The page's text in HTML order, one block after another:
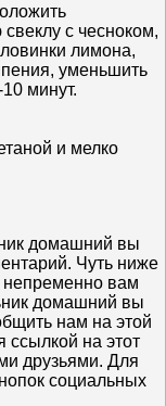
с чесноком,
лимона,
уменьшить
минут.
и мелко
домашний вы
Чуть ниже
непременно вам
домашний вы
нам на этой
ссылкой на этот
друзьями. Для
социальных